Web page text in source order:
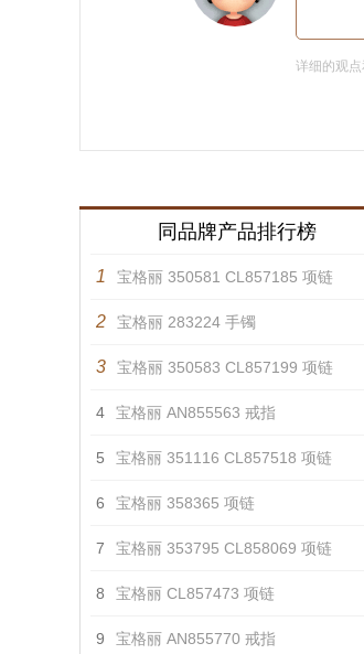
详细的观
同品牌产品排行榜
1 宝格丽 350581 CL857185 项链
2 宝格丽 283224 手镯
3 宝格丽 350583 CL857199 项链
4 宝格丽 AN855563 戒指
5 宝格丽 351116 CL857518 项链
6 宝格丽 358365 项链
7 宝格丽 353795 CL858069 项链
8 宝格丽 CL857473 项链
9 宝格丽 AN855770 戒指